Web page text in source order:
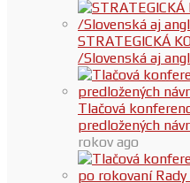
STRATEGICKÁ
/Slovenská aj
Tlačová
predložených
rokov ago